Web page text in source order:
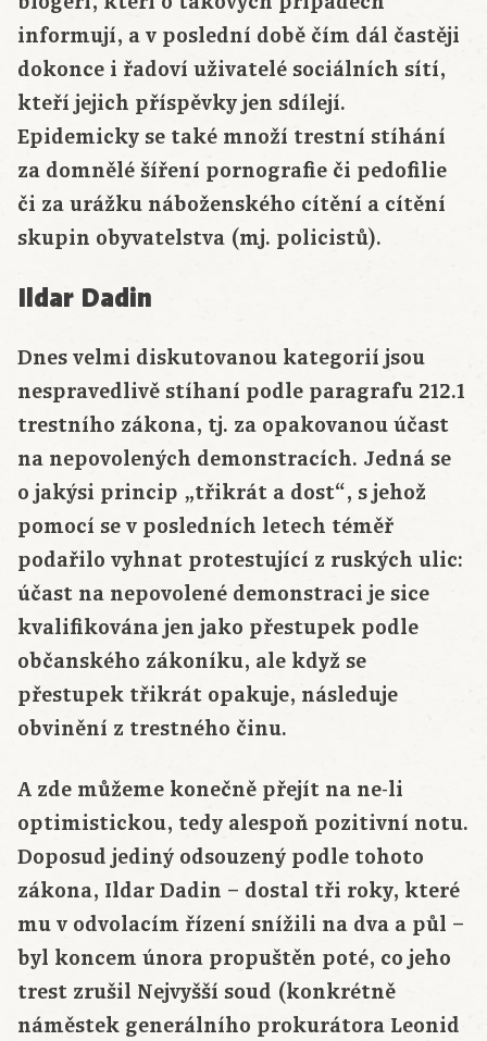
informují, a v poslední době čím dál častěji
dokonce i řadoví uživatelé sociálních sítí,
kteří jejich příspěvky jen sdílejí.
Epidemicky se také množí trestní stíhání
za domnělé šíření pornografie či pedofilie
či za urážku náboženského cítění a cítění
skupin obyvatelstva (mj. policistů).
Ildar Dadin
Dnes velmi diskutovanou kategorií jsou
nespravedlivě stíhaní podle paragrafu 212.1
trestního zákona, tj. za opakovanou účast
na nepovolených demonstracích. Jedná se
o jakýsi princip „třikrát a dost“, s jehož
pomocí se v posledních letech téměř
podařilo vyhnat protestující z ruských ulic:
účast na nepovolené demonstraci je sice
kvalifikována jen jako přestupek podle
občanského zákoníku, ale když se
přestupek třikrát opakuje, následuje
obvinění z trestného činu.
A zde můžeme konečně přejít na ne-li
optimistickou, tedy alespoň pozitivní notu.
Doposud jediný odsouzený podle tohoto
zákona, Ildar Dadin – dostal tři roky, které
mu v odvolacím řízení snížili na dva a půl –
byl koncem února propuštěn poté, co jeho
trest zrušil Nejvyšší soud (konkrétně
náměstek generálního prokurátora Leonid